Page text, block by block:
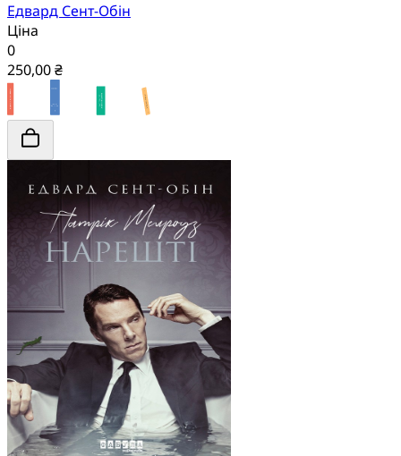
Едвард Сент-Обін
Ціна
0
250,00 ₴